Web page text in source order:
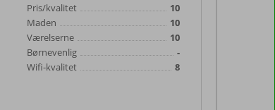
Pris/kvalitet
10
Maden
10
Værelserne
10
Børnevenlig
-
Wifi-kvalitet
8